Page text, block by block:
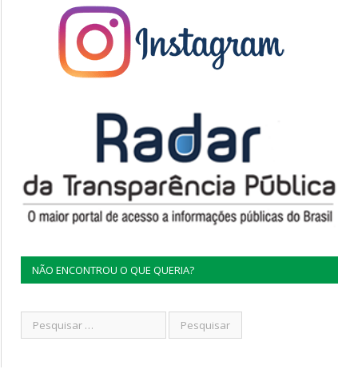
NÃO ENCONTROU O QUE QUERIA?